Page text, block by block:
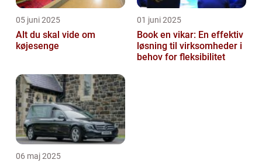
05 juni 2025
Alt du skal vide om
køjesenge
01 juni 2025
Book en vikar: En effektiv
løsning til virksomheder i
behov for fleksibilitet
06 maj 2025